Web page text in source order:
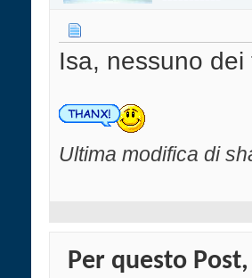
Isa, nessuno
Ultima modifica di
Per questo